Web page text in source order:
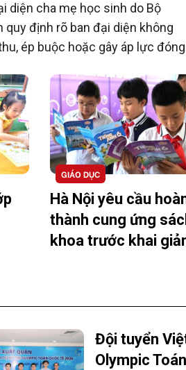
diện cha mẹ học sinh do Bộ
quy định rõ ban đại diện không
ép buộc hoặc gây áp lực đóng
học sinh. Dự thảo đồng thời
ánh và đối thoại của phụ
GIÁO DỤC
Hà Nội yêu cầu
thành cung ứng
khoa trước khai
Đội tuyển
Olympic